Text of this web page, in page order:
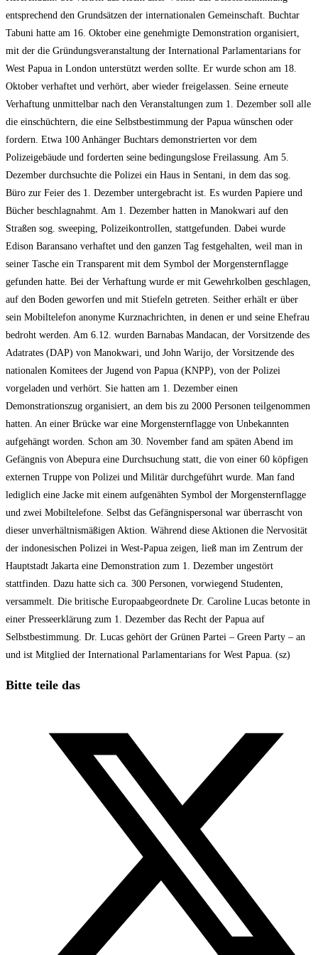
entsprechend den Grundsätzen der internationalen Gemeinschaft. Buchtar
Tabuni hatte am 16. Oktober eine genehmigte Demonstration organisiert,
mit der die Gründungsveranstaltung der International Parlamentarians for
West Papua in London unterstützt werden sollte. Er wurde schon am 18.
Oktober verhaftet und verhört, aber wieder freigelassen. Seine erneute
Verhaftung unmittelbar nach den Veranstaltungen zum 1. Dezember soll alle
die einschüchtern, die eine Selbstbestimmung der Papua wünschen oder
fordern. Etwa 100 Anhänger Buchtars demonstrierten vor dem
Polizeigebäude und forderten seine bedingungslose Freilassung. Am 5.
Dezember durchsuchte die Polizei ein Haus in Sentani, in dem das sog.
Büro zur Feier des 1. Dezember untergebracht ist. Es wurden Papiere und
Bücher beschlagnahmt. Am 1. Dezember hatten in Manokwari auf den
Straßen sog. sweeping, Polizeikontrollen, stattgefunden. Dabei wurde
Edison Baransano verhaftet und den ganzen Tag festgehalten, weil man in
seiner Tasche ein Transparent mit dem Symbol der Morgensternflagge
gefunden hatte. Bei der Verhaftung wurde er mit Gewehrkolben geschlagen,
auf den Boden geworfen und mit Stiefeln getreten. Seither erhält er über
sein Mobiltelefon anonyme Kurznachrichten, in denen er und seine Ehefrau
bedroht werden. Am 6.12. wurden Barnabas Mandacan, der Vorsitzende des
Adatrates (DAP) von Manokwari, und John Warijo, der Vorsitzende des
nationalen Komitees der Jugend von Papua (KNPP), von der Polizei
vorgeladen und verhört. Sie hatten am 1. Dezember einen
Demonstrationszug organisiert, an dem bis zu 2000 Personen teilgenommen
hatten. An einer Brücke war eine Morgensternflagge von Unbekannten
aufgehängt worden. Schon am 30. November fand am späten Abend im
Gefängnis von Abepura eine Durchsuchung statt, die von einer 60 köpfigen
externen Truppe von Polizei und Militär durchgeführt wurde. Man fand
lediglich eine Jacke mit einem aufgenähten Symbol der Morgensternflagge
und zwei Mobiltelefone. Selbst das Gefängnispersonal war überrascht von
dieser unverhältnismäßigen Aktion. Während diese Aktionen die Nervosität
der indonesischen Polizei in West-Papua zeigen, ließ man im Zentrum der
Hauptstadt Jakarta eine Demonstration zum 1. Dezember ungestört
stattfinden. Dazu hatte sich ca. 300 Personen, vorwiegend Studenten,
versammelt. Die britische Europaabgeordnete Dr. Caroline Lucas betonte in
einer Presseerklärung zum 1. Dezember das Recht der Papua auf
Selbstbestimmung. Dr. Lucas gehört der Grünen Partei – Green Party – an
und ist Mitglied der International Parlamentarians for West Papua. (sz)
Bitte teile dasDiesen